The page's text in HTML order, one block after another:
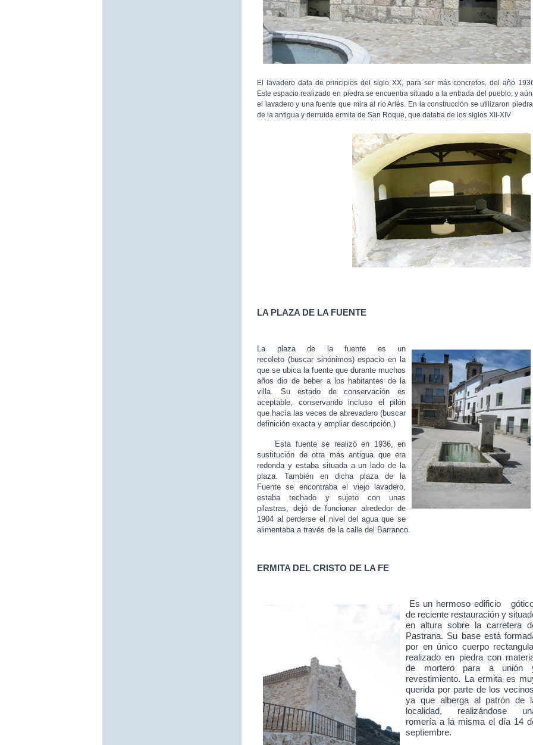
El lavadero data de principios del siglo XX, para ser más concretos, del año
Este espacio realizado en piedra se encuentra situado a la entrada del pueblo, y
el lavadero y una fuente que mira al río Arlés. En la construcción se utilizaron
de la antigua y derruida ermita de San Roque, que databa de los siglos XII-XIV
LA PLAZA DE LA FUENTE
La plaza de la fuente es un
recoleto (buscar sinónimos) espacio en la
que se ubica la fuente que durante muchos
años dio de beber a los habitantes de la
villa. Su estado de conservación es
aceptable, conservando incluso el pilón
que hacía las veces de abrevadero (buscar
definición exacta y ampliar descripción.)
Esta fuente se realizó en 1936, en
sustitución de otra más antigua que era
redonda y estaba situada a un lado de la
plaza. También en dicha plaza de la
Fuente se encontraba el viejo lavadero,
estaba techado y sujeto con unas
pilastras, dejó de funcionar alrededor de
1904 al perderse el nivel del agua que se
alimentaba a través de la calle del Barranco.
ERMITA DEL CRISTO DE LA FE
Es un hermoso edificio g
de reciente restauración y
en altura sobre la carretera
Pastrana. Su base está
por en único cuerpo
realizado en piedra con
de mortero para a unión
revestimiento. La ermita es m
querida por parte de los
ya que alberga al patrón de
localidad, realizándose
romería a la misma el día 14
septiembre.